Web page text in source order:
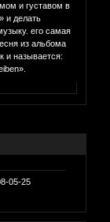
и густавом в
и делать
его самая
из альбома
и называется:
05-25